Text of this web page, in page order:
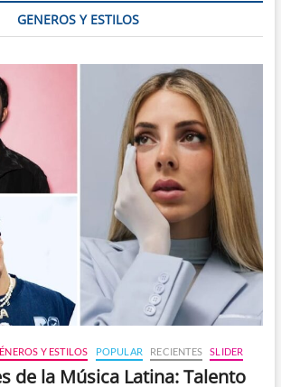
GENEROS Y ESTILOS
Y ESTILOS POPULAR RECIENTES SLIDER
de la Música Latina: Talento